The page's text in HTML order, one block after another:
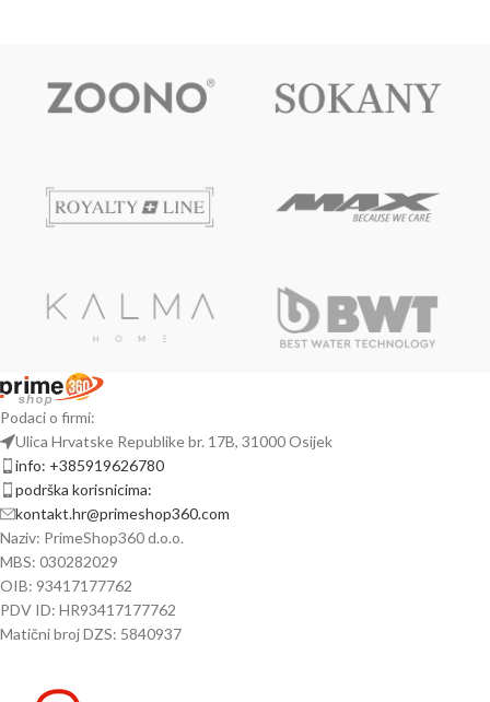
Podaci o firmi:
Ulica Hrvatske Republike br. 17B, 31000 Osijek
info: +385919626780
podrška korisnicima:
kontakt.hr@primeshop360.com
Naziv: PrimeShop360 d.o.o.
MBS: 030282029
OIB: 93417177762
PDV ID: HR93417177762
Matični broj DZS: 5840937